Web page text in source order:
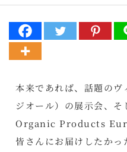
本来であれば、話題の
ジオール）の展示会、
Organic Products
皆さんにお届けしたかっ